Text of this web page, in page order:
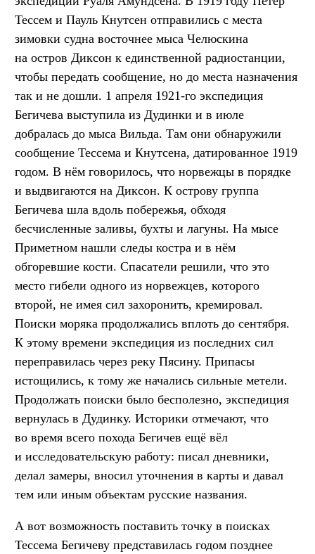
Тессем и Пауль Кнутсен отправились с места
зимовки судна восточнее мыса Челюскина
на остров Диксон к единственной радиостанции,
чтобы передать сообщение, но до места назначения
так и не дошли. 1 апреля 1921-го экспедиция
Бегичева выступила из Дудинки и в июле
добралась до мыса Вильда. Там они обнаружили
сообщение Тессема и Кнутсена, датированное 1919
годом. В нём говорилось, что норвежцы в порядке
и выдвигаются на Диксон. К острову группа
Бегичева шла вдоль побережья, обходя
бесчисленные заливы, бухты и лагуны. На мысе
Приметном нашли следы костра и в нём
обгоревшие кости. Спасатели решили, что это
место гибели одного из норвежцев, которого
второй, не имея сил захоронить, кремировал.
Поиски моряка продолжались вплоть до сентября.
К этому времени экспедиция из последних сил
переправилась через реку Пясину. Припасы
истощились, к тому же начались сильные метели.
Продолжать поиски было бесполезно, экспедиция
вернулась в Дудинку. Историки отмечают, что
во время всего похода Бегичев ещё вёл
и исследовательскую работу: писал дневники,
делал замеры, вносил уточнения в карты и давал
тем или иным объектам русские названия.
А вот возможность поставить точку в поисках
Тессема Бегичеву представилась годом позднее